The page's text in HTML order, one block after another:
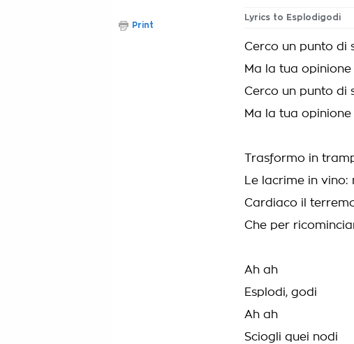
Lyrics to Esplodigodi
Cerco un punto di
Ma la tua
Cerco un punto di
Ma la tua
Trasformo in
Le lacrime in
Cardiaco il
Che per
Ah ah
Esplodi, godi
Ah ah
Sciogli quei nodi
Print